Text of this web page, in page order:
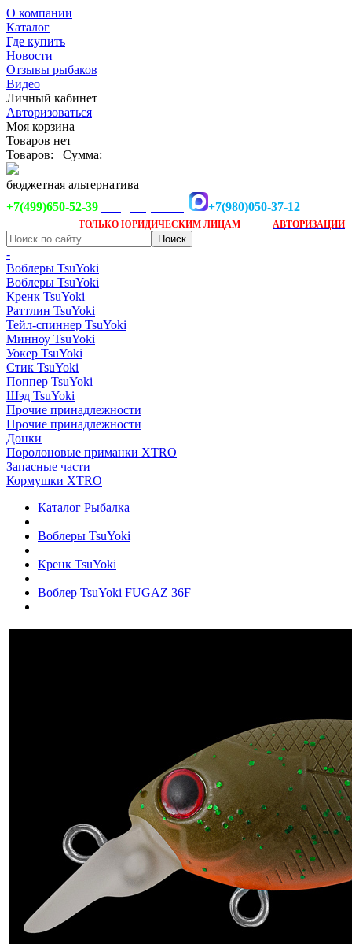
О компании
Каталог
Где купить
Новости
Отзывы рыбаков
Видео
Личный кабинет
Авторизоваться
Моя корзина
Товаров нет
Товаров:
Сумма:
бюджетная альтернатива
+7(499)650-52-39
+7(980)050-37-12
ТОЛЬКО ЮРИДИЧЕСКИМ ЛИЦАМ АВТОРИЗАЦИИ
-
Воблеры TsuYoki
Воблеры TsuYoki
Кренк TsuYoki
Раттлин TsuYoki
Тейл-спиннер TsuYoki
Минноу TsuYoki
Уокер TsuYoki
Стик TsuYoki
Поппер TsuYoki
Шэд TsuYoki
Прочие принадлежности
Прочие принадлежности
Донки
Поролоновые приманки XTRO
Запасные части
Кормушки XTRO
Каталог Рыбалка
Воблеры TsuYoki
Кренк TsuYoki
Воблер TsuYoki FUGAZ 36F